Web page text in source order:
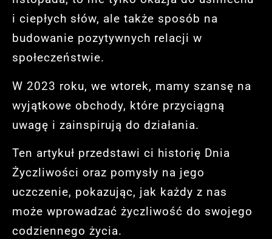
i ciepłych słów, ale także sposób na
budowanie pozytywnych relacji w
społeczeństwie.
W 2023 roku, we wtorek, mamy szansę na
wyjątkowe obchody, które przyciągną
uwagę i zainspirują do działania.
Ten artykuł przedstawi ci historię Dnia
Życzliwości oraz pomysły na jego
uczczenie, pokazując, jak każdy z nas
może wprowadzać życzliwość do swojego
codziennego życia.